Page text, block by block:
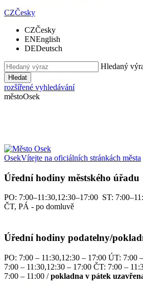
CZČesky
CZČesky
ENEnglish
DEDeutsch
Hledaný
Hledat
rozšířené vyhledávání
městoOsek
OsekVítejte na oficiálních stránkách města
Úřední hodiny městského úřadu
PO: 7:00–11:30,12:30–17:00 ST:
ČT, PÁ - po domluvě
Úřední hodiny podatelny/
PO: 7:00 – 11:30,12:30 – 17:00 ÚT: 7:00
7:00 – 11:30,12:30 – 17:00 ČT: 7:00 –
7:00 – 11:00 /pokladna v pátek